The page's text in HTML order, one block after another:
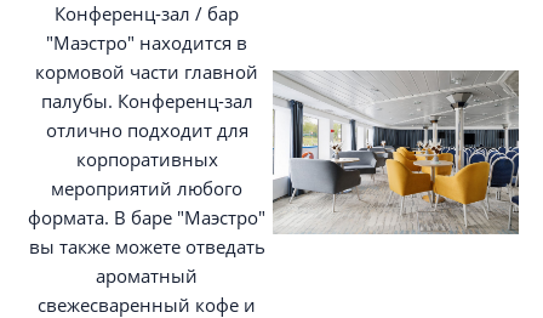
Конференц-зал / бар
"Маэстро" находится в
кормовой части главной
палубы. Конференц-зал
отлично подходит для
корпоративных
мероприятий любого
формата. В баре "Маэстро"
вы также можете отведать
ароматный
свежесваренный кофе и